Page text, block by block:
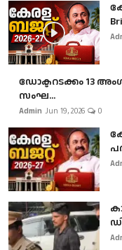
ഡോക്ടറടക്കം 13
സംഘ...
Admin Jun 19, 2026 0